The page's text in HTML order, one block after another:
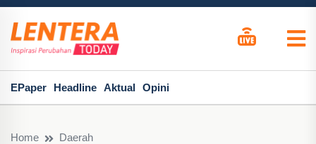
EPaper Headline Aktual Opini
Home
Daerah